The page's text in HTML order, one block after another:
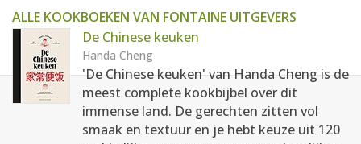
ALLE KOOKBOEKEN VAN FONTAINE UITGEVERS
De Chinese keuken
Handa Cheng
'De Chinese keuken' van Handa Cheng is de
meest complete kookbijbel over dit
immense land. De gerechten zitten vol
smaak en textuur en je hebt keuze uit 120